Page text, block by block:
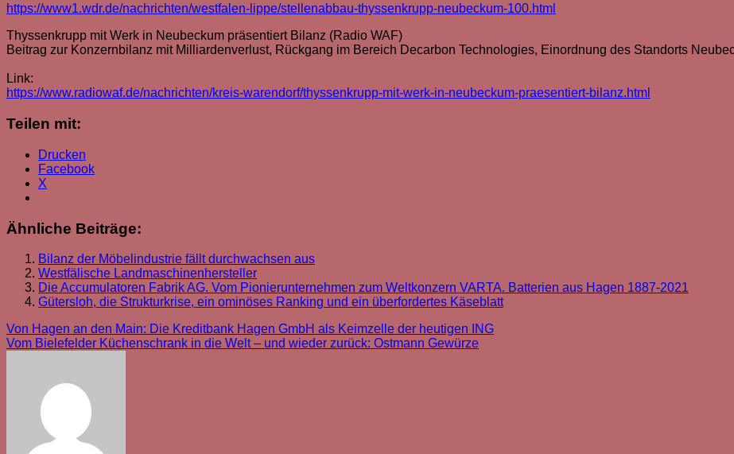
https://www1.wdr.de/nachrichten/westfalen-lippe/stellenabbau-thyssenkrupp-neubeckum-100.html
Thyssenkrupp mit Werk in Neubeckum präsentiert Bilanz (Radio WAF)
Beitrag zur Konzernbilanz mit Milliardenverlust, Rückgang im Bereich Decarbon Technologies, Einordnung des Standorts
Link:
https://www.radiowaf.de/nachrichten/kreis-warendorf/thyssenkrupp-mit-werk-in-neubeckum-praesentiert-bilanz.html
Teilen mit:
Drucken
Facebook
X
Ähnliche Beiträge:
Bilanz der Möbelindustrie fällt durchwachsen aus
Westfälische Landmaschinenhersteller
Die Accumulatoren Fabrik AG. Vom Pionierunternehmen zum Weltkonzern VARTA. Batterien aus Hagen 1887-2021
Gütersloh, die Strukturkrise, ein ominöses Ranking und ein überfordertes Käseblatt
Beitragsnavigation
Von Hagen an den Main: Die Kreditbank Hagen GmbH als Keimzelle der heutigen ING
Vom Bielefelder Küchenschrank in die Welt – und wieder zurück: Ostmann Gewürze